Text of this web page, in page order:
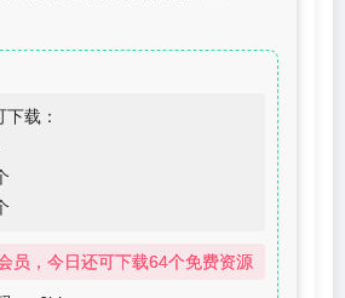
载：
员，今日还可下载64个免费资源